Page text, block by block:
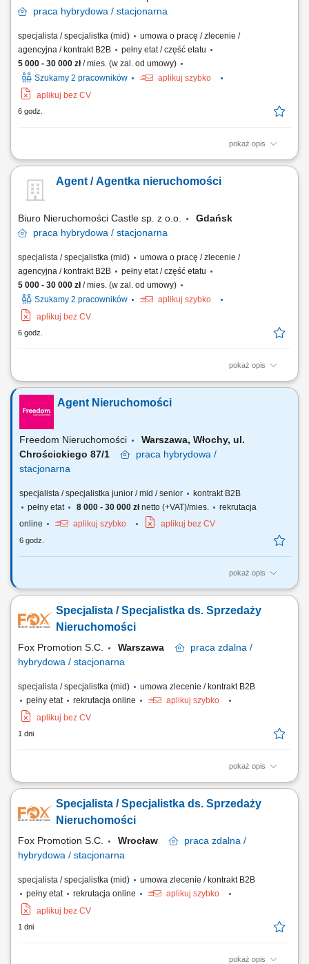
praca hybrydowa / stacjonarna
specjalista / specjalistka (mid)
umowa o pracę / zlecenie /
agencyjna / kontrakt B2B
pełny etat / część etatu
5 000 - 30 000 zł/ mies. (w zal. od umowy)
Szukamy 2 pracowników
aplikuj szybko
aplikuj bez CV
6 godz.
pokaż opis
Nie szukamy pracownika. Szukamy osoby, która chce zarabiać ! Jeżeli
Klienta lub branży nieruchomości i czujesz swój potencjał – to
przeczytaj do końca. To nie jest oferta dla każdego. Nie będziemy
Agent / Agentka nieruchomości
Biuro Nieruchomości Castle sp. z o.o.
Gdańsk
praca hybrydowa / stacjonarna
specjalista / specjalistka (mid)
umowa o pracę / zlecenie /
agencyjna / kontrakt B2B
pełny etat / część etatu
5 000 - 30 000 zł/ mies. (w zal. od umowy)
Szukamy 2 pracowników
aplikuj szybko
aplikuj bez CV
6 godz.
pokaż opis
Nie szukamy pracownika. Szukamy osoby, która chce zarabiać ! Jeżeli
masz za sobą doświadczenie w sprzedaży, negocjacjach, obsłudze
Klienta lub branży nieruchomości i czujesz swój potencjał – to
przeczytaj do końca. To nie jest oferta dla każdego. Nie będziemy
przekonywać Cię, że...
Agent Nieruchomości
Freedom Nieruchomości
Warszawa, Włochy, ul.
Chrościckiego 87/1
praca hybrydowa /
stacjonarna
specjalista / specjalistka junior / mid / senior
kontrakt B2B
pełny etat
8 000 - 30 000 złnetto (+VAT)/mies.
rekrutacja
online
aplikuj szybko aplikuj bez CV
6 godz.
pokaż opis
Twoje zadania? Systematyczne pozyskiwanie nieruchomości w oparciu
klientami. Organizacja cyklu sprzedaży i marketingu własnej bazy ofert
nieruchomości. Realizacja celów sprzedażowych. Współpraca z
Specjalista / Specjalistka ds. Sprzedaży
Nieruchomości
Fox Promotion S.C. Warszawa praca zdalna /
hybrydowa / stacjonarna
specjalista / specjalistka (mid)
umowa zlecenie / kontrakt B2B
pełny etat
rekrutacja online
aplikuj szybko
aplikuj bez CV
1 dni
pokaż opis
aktywne pozyskiwanie ofert sprzedaży i wynajmu nieruchomości,
najmu, prezentowanie nieruchomości zainteresowanym klientom,
prowadzenie negocjacji oraz przygotowywanie do finalizacji transakcji,
Specjalista / Specjalistka ds. Sprzedaży
Nieruchomości
Fox Promotion S.C. Wrocław praca zdalna /
hybrydowa / stacjonarna
specjalista / specjalistka (mid)
umowa zlecenie / kontrakt B2B
pełny etat
rekrutacja online
aplikuj szybko
aplikuj bez CV
1 dni
pokaż opis